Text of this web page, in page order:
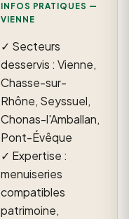
INFOS PRATIQUES —
VIENNE
✓ Secteurs
desservis : Vienne,
Chasse-sur-
Rhône, Seyssuel,
Chonas-l'Amballan,
Pont-Évêque
✓ Expertise :
menuiseries
compatibles
patrimoine,